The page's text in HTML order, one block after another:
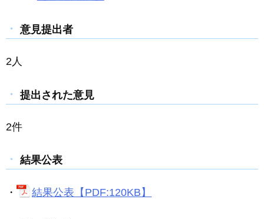
意見提出者
2人
提出された意見
2件
結果公表
・ 結果公表【PDF:120KB】